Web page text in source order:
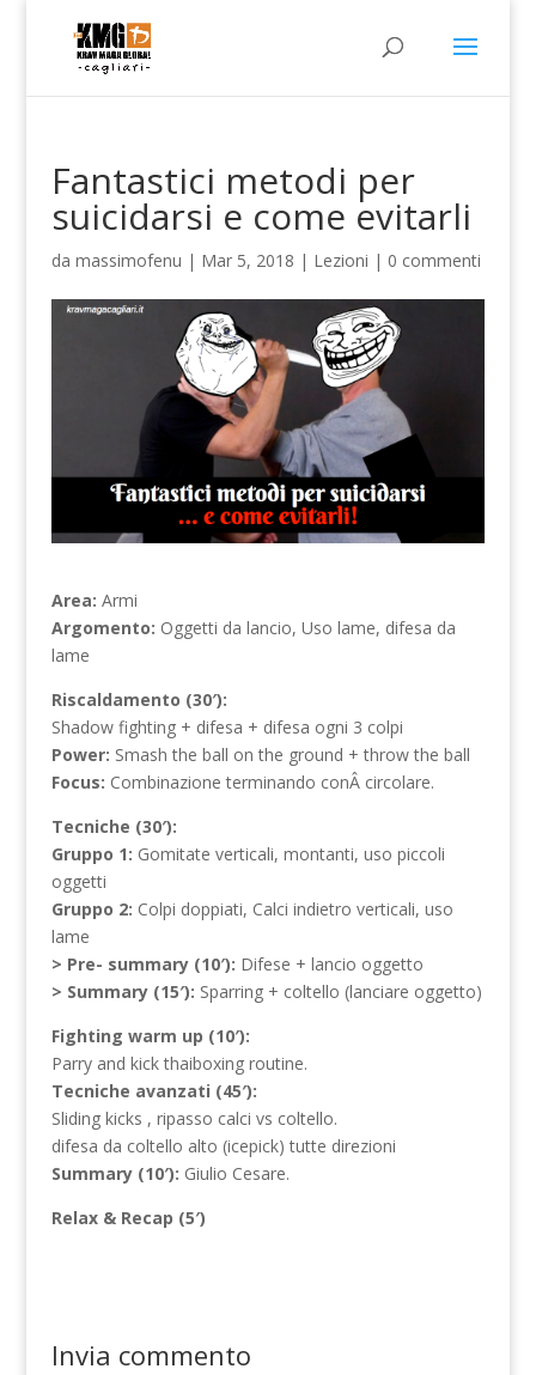
Fantastici metodi per
suicidarsi e come evitarli
da massimofenu | Mar 5, 2018 | Lezioni | 0 commenti
Area: Armi
Argomento: Oggetti da lancio, Uso lame, difesa da
lame
Riscaldamento (30′):
Shadow fighting + difesa + difesa ogni 3 colpi
Power: Smash the ball on the ground + throw the ball
Focus: Combinazione terminando conÂ circolare.
Tecniche (30′):
Gruppo 1: Gomitate verticali, montanti, uso piccoli
oggetti
Gruppo 2: Colpi doppiati, Calci indietro verticali, uso
lame
> Pre- summary (10′): Difese + lancio oggetto
> Summary (15′): Sparring + coltello (lanciare oggetto)
Fighting warm up (10′):
Parry and kick thaiboxing routine.
Tecniche avanzati (45′):
Sliding kicks , ripasso calci vs coltello.
difesa da coltello alto (icepick) tutte direzioni
Summary (10′): Giulio Cesare.
Relax & Recap (5′)
Invia commento